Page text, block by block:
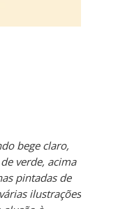
bege claro,
verde, acima
pintadas de
ilustrações